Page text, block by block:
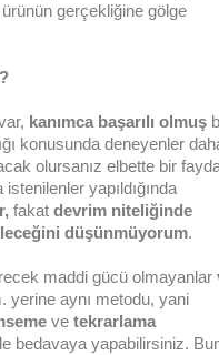
ürünün gerçekliğine gölge
kanımca başarılı olmuş
konusunda deneyenler
olursanız elbette bir
yapıldığında
fakat devrim niteliğinde
düşünmüyorum.
maddi gücü olmayanlar
yerine aynı metodu, yani
ve tekrarlama
bedavaya yapabilirsiniz.